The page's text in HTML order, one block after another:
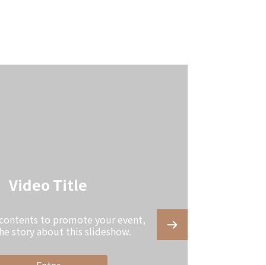
Video Title
to promote your event,
story about this slideshow.